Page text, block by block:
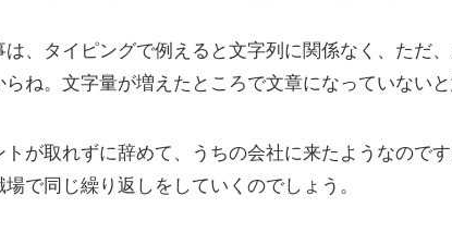
は、タイピングで例えると文字列に関係なく、ただ
ね。文字量が増えたところで文章になっていないと
が取れずに辞めて、うちの会社に来たようなのです
で同じ繰り返しをしていくのでしょう。